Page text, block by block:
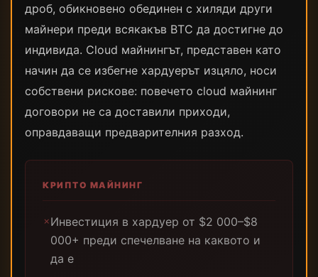
дроб, обикновено обединен с хиляди други
майнери преди всякакъв BTC да достигне до
индивида. Cloud майнингът, представен като
начин да се избегне хардуерът изцяло, носи
собствени рискове: повечето cloud майнинг
договори не са доставили приходи,
оправдаващи предварителния разход.
КРИПТО МАЙНИНГ
✗Инвестиция в хардуер от $2 000–$8
000+ преди спечелване на каквото и
да е